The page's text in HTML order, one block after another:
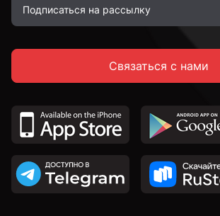
Связаться с нами